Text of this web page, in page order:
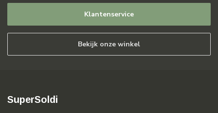
Klantenservice
Bekijk onze winkel
SuperSoldi